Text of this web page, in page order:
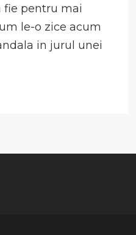
fie pentru mai
le-o zice acum
in jurul unei